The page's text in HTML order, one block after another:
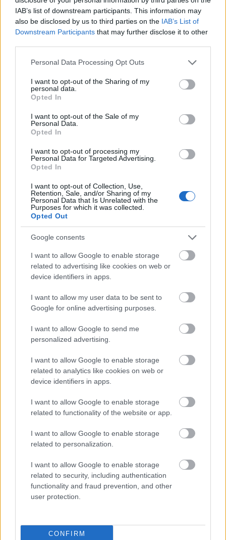
IAB’s list of downstream participants. This information may
also be disclosed by us to third parties on the IAB’s List of
Downstream Participants that may further disclose it to other
Please note that this website/app uses one or more Google
not limited to your visit or usage behaviour. You may click to
grant or deny consent to Google and its third-party tags to
use your data for below specified purposes in below Google
consent section.
Personal Data Processing Opt Outs
I want to opt-out of the Sharing of my
personal data.
Opted In
I want to opt-out of the Sale of my
Personal Data.
Opted In
I want to opt-out of processing my
Personal Data for Targeted Advertising.
Opted In
I want to opt-out of Collection, Use,
Retention, Sale, and/or Sharing of my
Personal Data that Is Unrelated with the
Purposes for which it was collected.
Opted Out
Google consents
I want to allow Google to enable storage
related to advertising like cookies on web or
device identifiers in apps.
I want to allow my user data to be sent to
Google for online advertising purposes.
I want to allow Google to send me
personalized advertising.
I want to allow Google to enable storage
related to analytics like cookies on web or
device identifiers in apps.
I want to allow Google to enable storage
related to functionality of the website or app.
I want to allow Google to enable storage
related to personalization.
I want to allow Google to enable storage
related to security, including authentication
functionality and fraud prevention, and other
user protection.
CONFIRM
Neilson Powless (EF Foundation-Easypost) tok
poengtrøya.
Tour de France 2023: Alt om løypa, lagene og
forventningene
FAKTA: Tour de France 2023
1. juli til 23. juli (menn) og 23. juli til 30.juli
(kvinner)
Hvem:UCI World Tour og profflag, 22 lag med
åtte ryttere hver
Etapperitt over 21 etapper på 24 dager
(menn) og åtte etapper på åtte dager (kvinner)
innslag av etapper i andre land. I år starter
herrenes Tour de France i Bilbao i Baskerland
Distanse:3 404 kilometer (menn) og 956
kilometer (kvinner)
ASO
Hjemmesider: www.letour.fr
FAKTA: Lagoppstilling Tour de France 2023
Uno-X (Norge)
Alexander Kristoff (34), Tobias
Halland Johannessen (23), Torstein Træen (27),
(23) og Jonas Abrahamsen (27)
– To danske: Anthon Charmig (25) og Jonas
Sportsdirektør: Gabriel Rasch
Jens Haugland
Astana-Qazaqstan (Kasakhstan)